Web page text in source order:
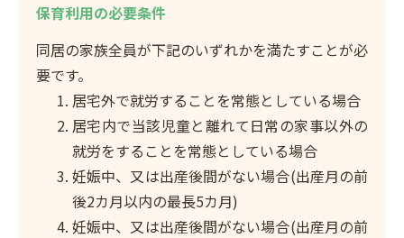
保育利用の必要条件
同居の家族全員が下記のいずれかを満たすことが必
要です。
居宅外で就労することを常態としている場合
居宅内で当該児童と離れて日常の家事以外の
就労をすることを常態としている場合
妊娠中、又は出産後間がない場合(出産月の前
後2カ月以内の最長5カ月)
妊娠中、又は出産後間がない場合(出産月の前